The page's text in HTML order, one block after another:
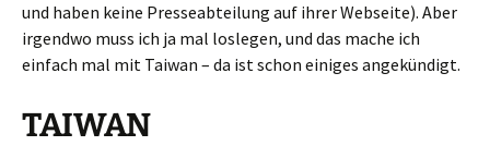
und haben keine Presseabteilung auf ihrer Webseite). Aber
irgendwo muss ich ja mal loslegen, und das mache ich
einfach mal mit Taiwan – da ist schon einiges angekündigt.
TAIWAN